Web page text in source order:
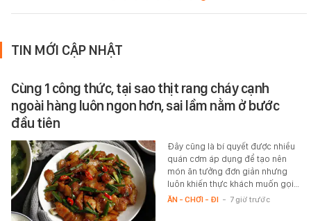
TIN MỚI CẬP NHẬT
Cùng 1 công thức, tại sao thịt rang cháy cạnh
ngoài hàng luôn ngon hơn, sai lầm nằm ở bước
đầu tiên
Đây cũng là bí quyết được nhiều
quán cơm áp dụng để tạo nên
món ăn tưởng đơn giản nhưng
luôn khiến thực khách muốn gọi…
ĂN - CHƠI - ĐI - 7 giờ trước